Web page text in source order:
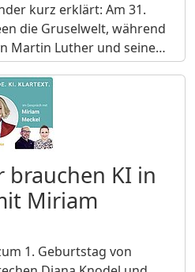
kurz erklärt: Am 31.
die Gruselwelt, während
Martin Luther und seine…
brauchen KI in
Miriam
1. Geburtstag von